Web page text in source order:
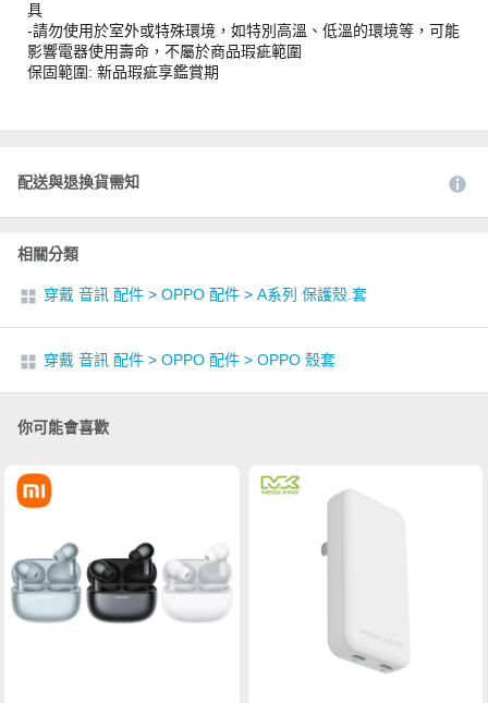
具
-請勿使用於室外或特殊環境，如特別高溫、低溫的環境等，可能
影響電器使用壽命，不屬於商品瑕疵範圍
保固範圍: 新品瑕疵享鑑賞期
配送與退換貨需知
相關分類
穿戴 音訊 配件 > OPPO 配件 > A系列 保護殼.套
穿戴 音訊 配件 > OPPO 配件 > OPPO 殼套
你可能會喜歡